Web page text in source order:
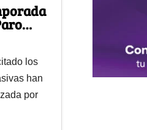
los
han
por